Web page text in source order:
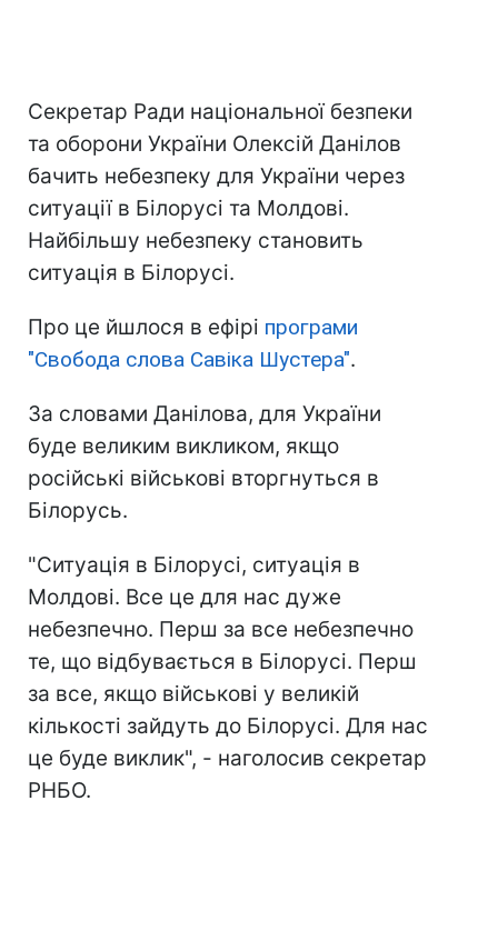
Секретар Ради національної безпеки
та оборони України Олексій Данілов
бачить небезпеку для України через
ситуації в Білорусі та Молдові.
Найбільшу небезпеку становить
ситуація в Білорусі.
Про це йшлося в ефірі програми
"Свобода слова Савіка Шустера".
За словами Данілова, для України
буде великим викликом, якщо
російські військові вторгнуться в
Білорусь.
"Ситуація в Білорусі, ситуація в
Молдові. Все це для нас дуже
небезпечно. Перш за все небезпечно
те, що відбувається в Білорусі. Перш
за все, якщо військові у великій
кількості зайдуть до Білорусі. Для нас
це буде виклик", - наголосив секретар
РНБО.